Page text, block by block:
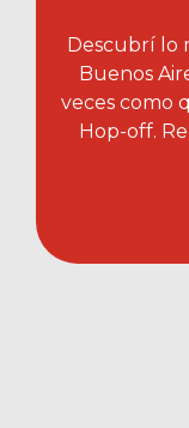
Descubrí lo
Buenos
veces como
Hop-off.